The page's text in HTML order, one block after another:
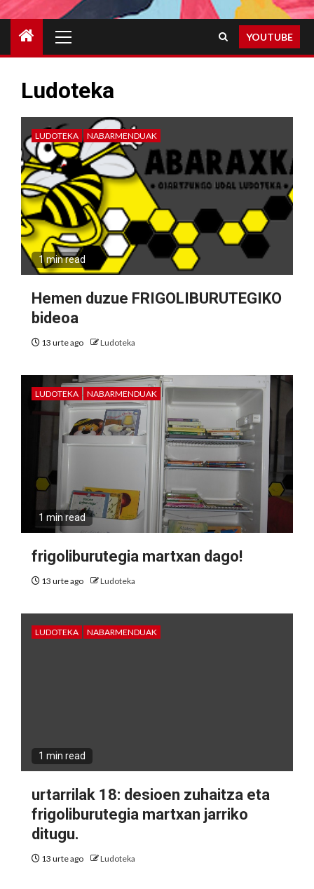
Menu
YOUTUBE
Ludoteka
LUDOTEKA NABARMENDUAK
1 min read
Hemen duzue FRIGOLIBURUTEGIKO
bideoa
13 urte ago Ludoteka
LUDOTEKA NABARMENDUAK
1 min read
frigoliburutegia martxan dago!
13 urte ago Ludoteka
LUDOTEKA NABARMENDUAK
1 min read
urtarrilak 18: desioen zuhaitza eta
frigoliburutegia martxan jarriko
ditugu.
13 urte ago Ludoteka